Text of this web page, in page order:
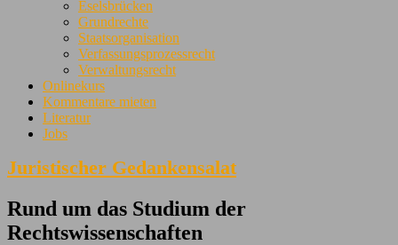
Eselsbrücken
Grundrechte
Staatsorganisation
Verfassungsprozessrecht
Verwaltungsrecht
Onlinekurs
Kommentare mieten
Literatur
Jobs
Juristischer Gedankensalat
Rund um das Studium der
Rechtswissenschaften